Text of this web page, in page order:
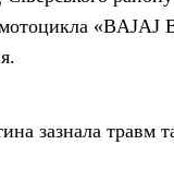
«BAJAJ
зазнала травм